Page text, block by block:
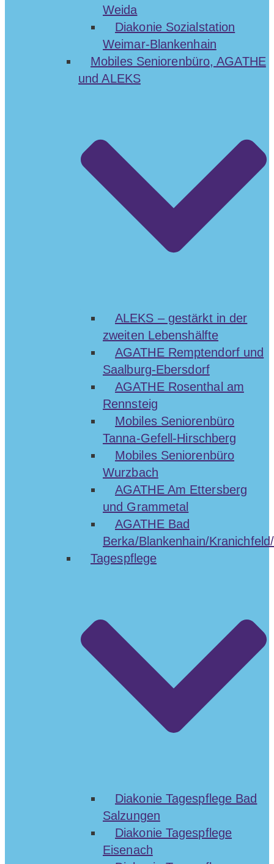
Weida
Diakonie Sozialstation
Weimar-Blankenhain
Mobiles Seniorenbüro, AGATHE
und ALEKS
ALEKS – gestärkt in der
zweiten Lebenshälfte
AGATHE Remptendorf und
Saalburg-Ebersdorf
AGATHE Rosenthal am
Rennsteig
Mobiles Seniorenbüro
Tanna-Gefell-Hirschberg
Mobiles Seniorenbüro
Wurzbach
AGATHE Am Ettersberg
und Grammetal
AGATHE Bad
Berka/Blankenhain/
Tagespflege
Diakonie Tagespflege Bad
Salzungen
Diakonie Tagespflege
Eisenach